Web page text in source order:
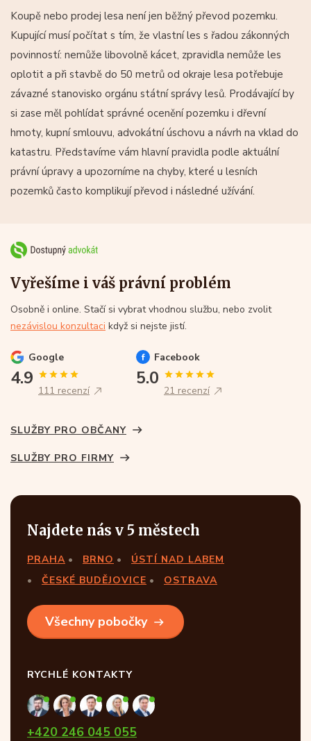
Koupě nebo prodej lesa není jen běžný převod pozemku.
Kupující musí počítat s tím, že vlastní les s řadou zákonných
povinností: nemůže libovolně kácet, zpravidla nemůže les
oplotit a při stavbě do 50 metrů od okraje lesa potřebuje
závazné stanovisko orgánu státní správy lesů. Prodávající by
si zase měl pohlídat správné ocenění pozemku i dřevní
hmoty, kupní smlouvu, advokátní úschovu a návrh na vklad do
katastru. Představíme vám hlavní pravidla podle aktuální
právní úpravy a upozorníme na chyby, které u lesních
pozemků často komplikují převod i následné užívání.
Vyřešíme i váš právní problém
Osobně i online. Stačí si vybrat vhodnou službu, nebo zvolit
nezávislou konzultaci když si nejste jistí.
Google
4.9
111 recenzí
Facebook
5.0
21 recenzí
SLUŽBY PRO OBČANY
SLUŽBY PRO FIRMY
Najdete nás v 5 městech
PRAHA BRNO
ÚSTÍ NAD LABEM
ČESKÉ BUDĚJOVICE
OSTRAVA
Všechny pobočky
RYCHLÉ KONTAKTY
+420 246 045 055